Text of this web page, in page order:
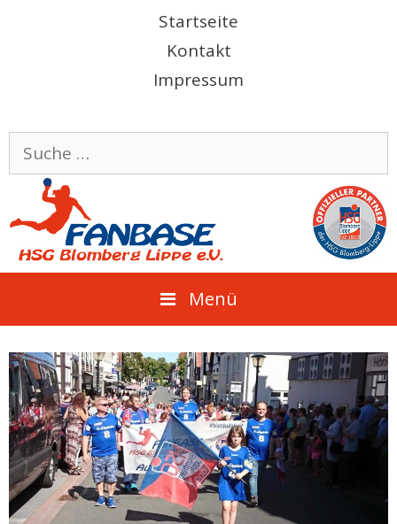
Startseite
Kontakt
Impressum
Suche
nach:
Menü